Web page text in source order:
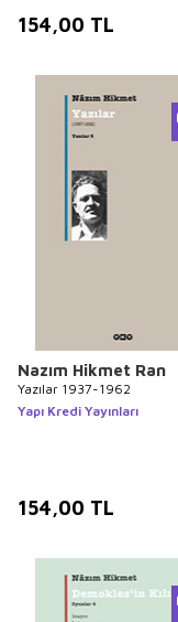
154,00 TL
Nazım Hikmet Ran
Yazılar 1937-1962
Yapı Kredi Yayınları
154,00 TL